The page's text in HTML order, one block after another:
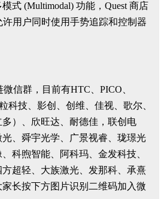
式 (Multimodal) 功能，Quest 商店
许用户同时使用手势追踪和控制器
信群，目前有HTC、PICO、
科技、影创、创维、佳视、歌尔、
）、欣旺达、耐德佳，联创电
、舜宇光学、广景视睿、珑璟光
科煦智能、阿科玛、金发科技、
超轻、大族激光、发那科、承熹
长按下方图片识别二维码加入微